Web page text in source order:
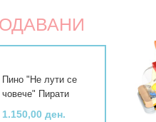
Пино "Не лути се
човече" Пирати
1.150,00 ден.